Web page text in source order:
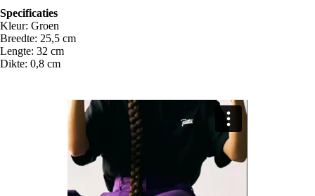
Specificaties
Kleur: Groen
Breedte: 25,5 cm
Lengte: 32 cm
Dikte: 0,8 cm